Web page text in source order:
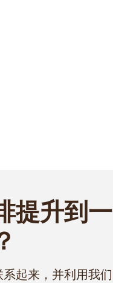
提升到一
起来，并利用我们